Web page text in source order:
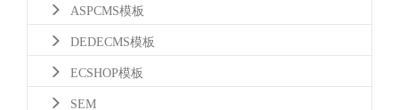
ASPCMS模板
DEDECMS模板
ECSHOP模板
SEM